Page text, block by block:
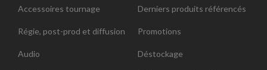
Accessoires tournage
Régie, post-prod et diffusion
Audio
Derniers produits référencés
Promotions
Déstockage